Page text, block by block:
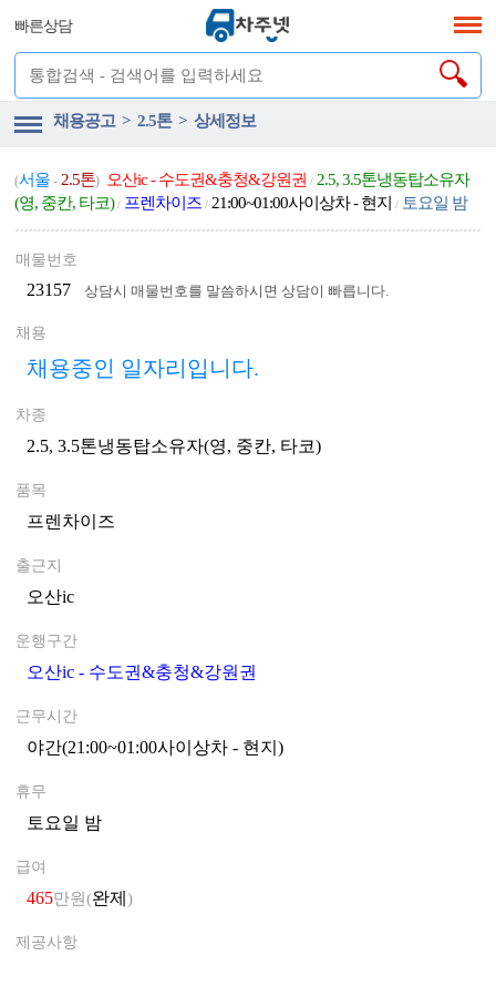
빠른상담
채용공고 > 2.5톤 > 상세정보
(서울 -2.5톤) 오산ic - 수도권&충청&강원권/ 2.5, 3.5톤냉동탑소유자
(영, 중칸, 타코)/ 프렌차이즈/ 21:00~01:00사이상차 - 현지/ 토요일 밤
매물번호
23157 상담시 매물번호를 말씀하시면 상담이 빠릅니다.
채용
채용중인 일자리입니다.
차종
2.5, 3.5톤냉동탑소유자(영, 중칸, 타코)
품목
프렌차이즈
출근지
오산ic0
운행구간
오산ic - 수도권&충청&강원권
근무시간
야간(21:00~01:00사이상차 - 현지)0
휴무
토요일 밤0
급여
465만원(완제 )
제공사항